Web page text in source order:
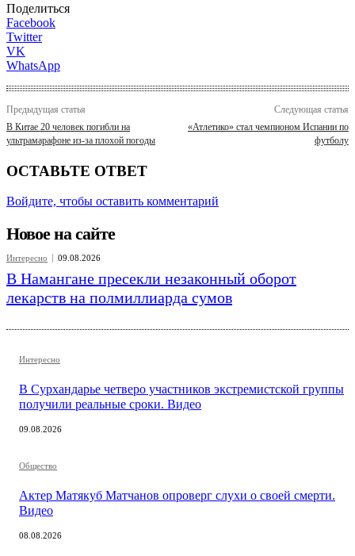
Поделиться
Facebook
Twitter
VK
WhatsApp
Предыдущая статья
В Китае 20 человек погибли на
ультрамарафоне из-за плохой погоды
Следующая статья
«Атлетико» стал чемпионом Испании по
футболу
ОСТАВЬТЕ ОТВЕТ
Войдите, чтобы оставить комментарий
Новое на сайте
Интересно 09.08.2026
В Намангане пресекли незаконный оборот
лекарств на полмиллиарда сумов
Интересно
В Сурхандарье четверо участников экстремистской группы
получили реальные сроки. Видео
09.08.2026
Общество
Актер Матякуб Матчанов опроверг слухи о своей смерти.
Видео
08.08.2026